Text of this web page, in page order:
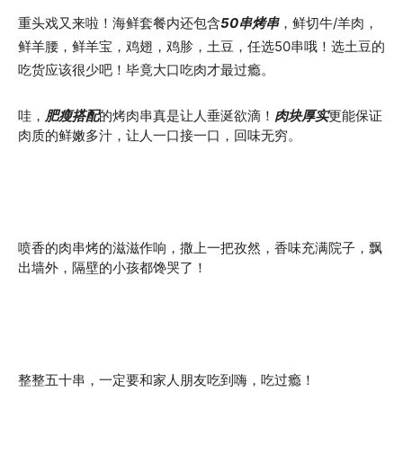
重头戏又来啦！海鲜套餐内还包含50串烤串，鲜切牛/羊肉，
鲜羊腰，鲜羊宝，鸡翅，鸡胗，土豆，任选50串哦！选土豆的
吃货应该很少吧！毕竟大口吃肉才最过瘾。
哇， 肥瘦搭配的烤肉串真是让人垂涎欲滴！ 肉块厚实更能保证
肉质的鲜嫩多汁，让人一口接一口，回味无穷。
喷香的肉串烤的滋滋作响，撒上一把孜然，香味充满院子，飘
出墙外，隔壁的小孩都馋哭了！
整整五十串，一定要和家人朋友吃到嗨，吃过瘾！